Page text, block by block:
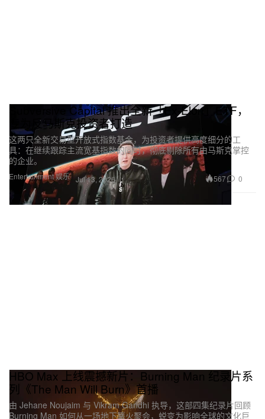
Entertainment 娱乐
Subversive Capital 推出全新「Ex‑Elon」ETF，
专为反马斯克投资者打造
这两只全新交易型开放式指数基金，为投资者提供高度细分的工
具：在继续跟踪主流宽基指数的同时，彻底剔除所有由马斯克掌控
的企业。
Jul 13, 2026 567 0
HBO Max 上线震撼新片：Burning Man 纪录片系
列《The Man Will Burn》首播
由 Jehane Noujaim 与 Vikram Gandhi 执导，这部四集纪录片回顾
Burning Man 如何从一场地下篝火聚会，蜕变为影响全球的文化巨